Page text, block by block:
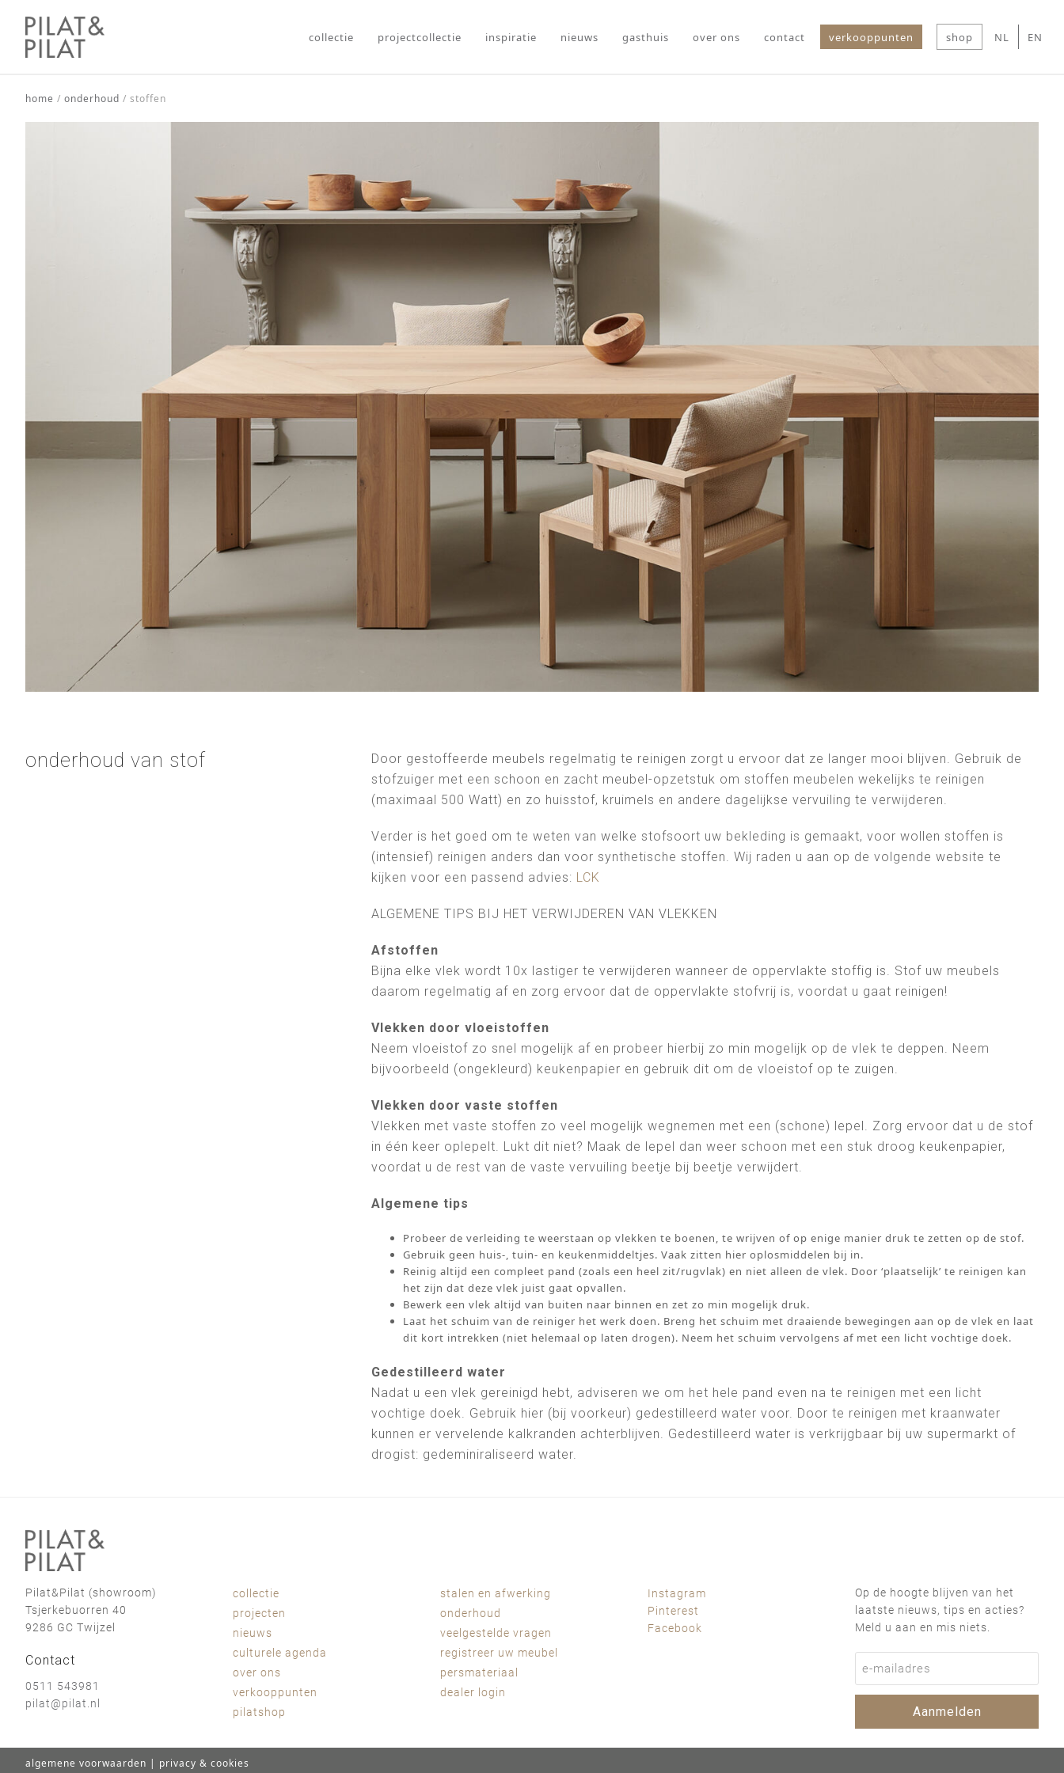
collectie projectcollectie inspiratie nieuws gasthuis over ons contact verkooppunten shop NL EN
home / onderhoud / stoffen
onderhoud van stof
Door gestoffeerde meubels regelmatig te reinigen zorgt u ervoor dat ze langer mooi blijven. Gebruik de
stofzuiger met een schoon en zacht meubel-opzetstuk om stoffen meubelen wekelijks te reinigen
(maximaal 500 Watt) en zo huisstof, kruimels en andere dagelijkse vervuiling te verwijderen.
Verder is het goed om te weten van welke stofsoort uw bekleding is gemaakt, voor wollen stoffen is
(intensief) reinigen anders dan voor synthetische stoffen. Wij raden u aan op de volgende website te
kijken voor een passend advies: LCK
ALGEMENE TIPS BIJ HET VERWIJDEREN VAN VLEKKEN
Afstoffen
Bijna elke vlek wordt 10x lastiger te verwijderen wanneer de oppervlakte stoffig is. Stof uw meubels
daarom regelmatig af en zorg ervoor dat de oppervlakte stofvrij is, voordat u gaat reinigen!
Vlekken door vloeistoffen
Neem vloeistof zo snel mogelijk af en probeer hierbij zo min mogelijk op de vlek te deppen. Neem
bijvoorbeeld (ongekleurd) keukenpapier en gebruik dit om de vloeistof op te zuigen.
Vlekken door vaste stoffen
Vlekken met vaste stoffen zo veel mogelijk wegnemen met een (schone) lepel. Zorg ervoor dat u de stof
in één keer oplepelt. Lukt dit niet? Maak de lepel dan weer schoon met een stuk droog keukenpapier,
voordat u de rest van de vaste vervuiling beetje bij beetje verwijdert.
Algemene tips
Probeer de verleiding te weerstaan op vlekken te boenen, te wrijven of op enige manier druk te zetten op de stof.
Gebruik geen huis-, tuin- en keukenmiddeltjes. Vaak zitten hier oplosmiddelen bij in.
Reinig altijd een compleet pand (zoals een heel zit/rugvlak) en niet alleen de vlek. Door ‘plaatselijk’ te reinigen kan
het zijn dat deze vlek juist gaat opvallen.
Bewerk een vlek altijd van buiten naar binnen en zet zo min mogelijk druk.
Laat het schuim van de reiniger het werk doen. Breng het schuim met draaiende bewegingen aan op de vlek en laat
dit kort intrekken (niet helemaal op laten drogen). Neem het schuim vervolgens af met een licht vochtige doek.
Gedestilleerd water
Nadat u een vlek gereinigd hebt, adviseren we om het hele pand even na te reinigen met een licht
vochtige doek. Gebruik hier (bij voorkeur) gedestilleerd water voor. Door te reinigen met kraanwater
kunnen er vervelende kalkranden achterblijven. Gedestilleerd water is verkrijgbaar bij uw supermarkt of
drogist: gedeminiraliseerd water.
Pilat&Pilat (showroom)
Tsjerkebuorren 40
9286 GC Twijzel
Contact
0511 543981
pilat@pilat.nl
collectie
projecten
nieuws
culturele agenda
over ons
verkooppunten
pilatshop
stalen en afwerking
onderhoud
veelgestelde vragen
registreer uw meubel
persmateriaal
dealer login
Instagram
Pinterest
Facebook
Op de hoogte blijven van het
laatste nieuws, tips en acties?
Meld u aan en mis niets.
Aanmelden
algemene voorwaarden | privacy & cookies